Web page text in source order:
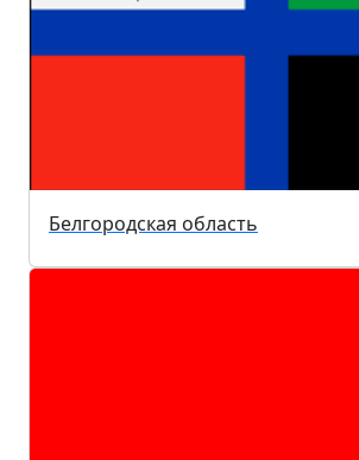
Белгородская область